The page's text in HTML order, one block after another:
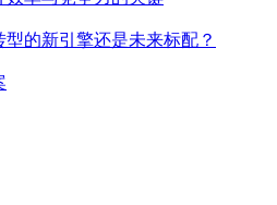
的新引擎还是未来标配？